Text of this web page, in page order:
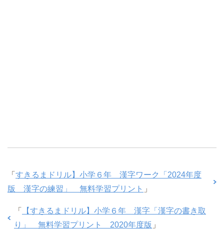
「 すきるまドリル】小学６年 漢字ワーク「2024年度
版 漢字の練習」 無料学習プリント 」
「
【すきるまドリル】小学６年 漢字「漢字の書き取
り」 無料学習プリント 2020年度版 」